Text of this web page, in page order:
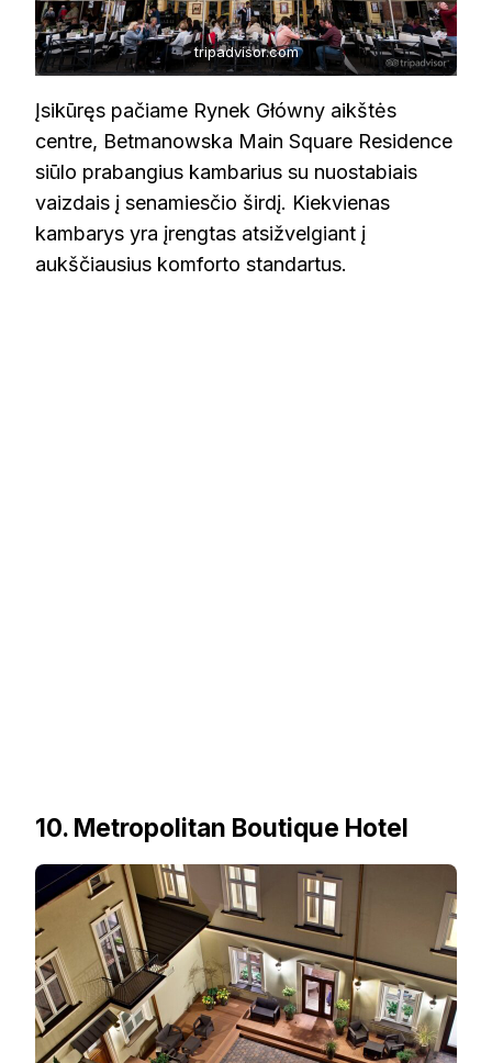
tripadvisor.com
Įsikūręs pačiame Rynek Główny aikštės
centre, Betmanowska Main Square Residence
siūlo prabangius kambarius su nuostabiais
vaizdais į senamiesčio širdį. Kiekvienas
kambarys yra įrengtas atsižvelgiant į
aukščiausius komforto standartus.
10. Metropolitan Boutique Hotel